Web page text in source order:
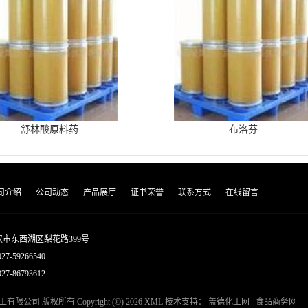
舒林酸原料药 布洛芬
介绍 公司动态 产品展厅 证书荣誉 联系方式 在线留言
市东西湖区梨花路399号
59266540
86793612
有限公司 版权所有 Copyright (©) 2026 XML 技术支持： 盖德化工网 食品商务网